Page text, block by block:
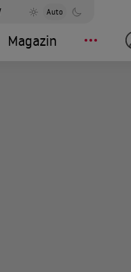
Auto
Magazin